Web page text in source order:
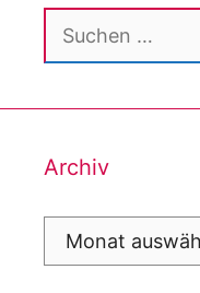
Suchen
Archiv
Archiv